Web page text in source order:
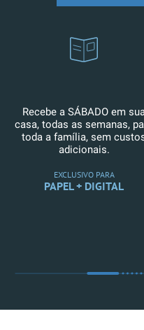
Recebe a SÁBADO em
casa, todas as semanas,
toda a família, sem
adicionais.
EXCLUSIVO PARA
PAPEL + DIGITAL